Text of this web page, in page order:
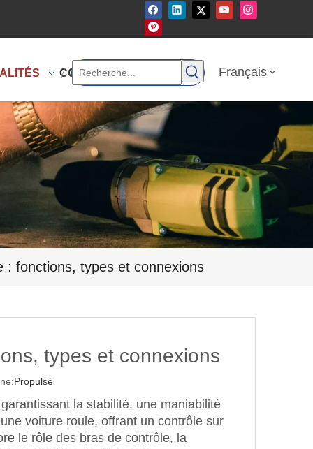
CONTACTEZ-NOUS Français
: fonctions, types et connexions
types et connexions
Propulsé
la stabilité, une maniabilité
voiture roule, offrant un contrôle sur
le rôle des bras de contrôle, la